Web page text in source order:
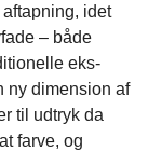
idet
– både
eks-
ny dimension af
til udtryk da
farve, og